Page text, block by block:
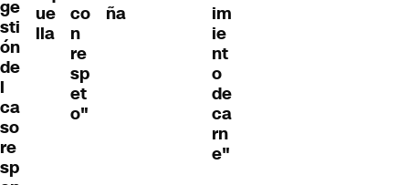
ge
sti
ón
de
l
ca
so
re
sp
ue
lla
co
n
re
sp
et
o"
ña
im
ie
nt
o
de
ca
rn
e"